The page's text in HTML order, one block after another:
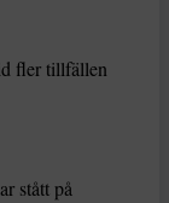
fler tillfällen
stått på